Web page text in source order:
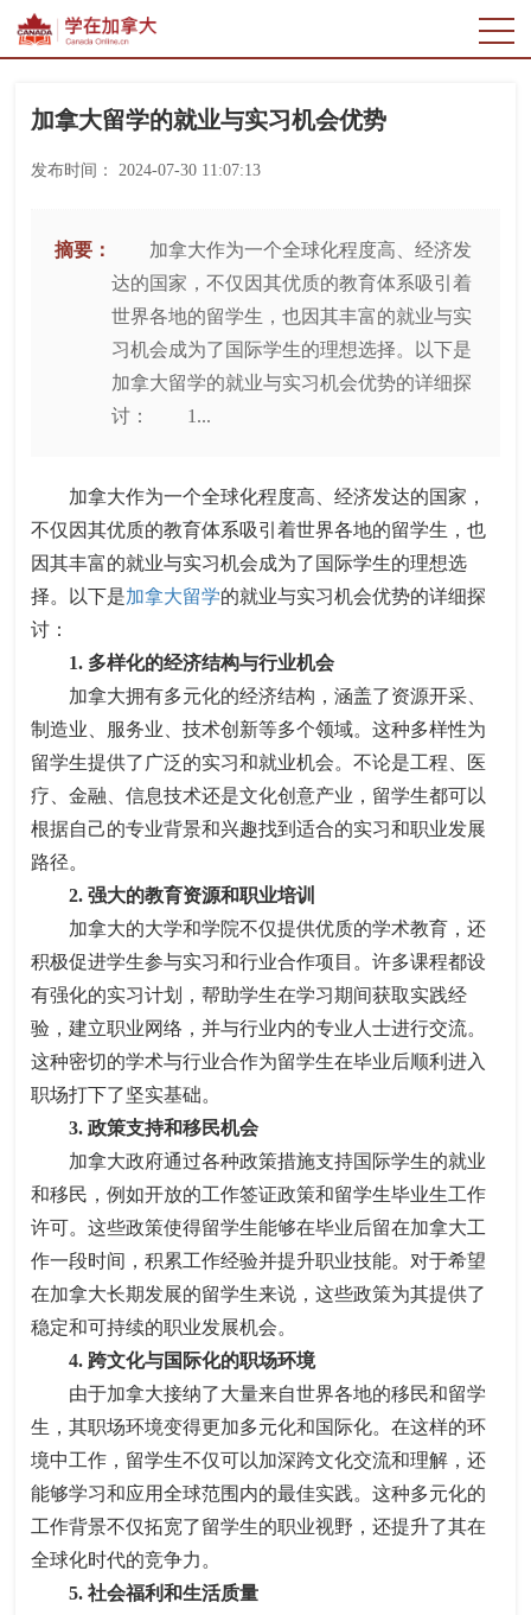
加拿大留学的就业与实习机会优势
发布时间： 2024-07-30 11:07:13
摘要：
加拿大作为一个全球化程度高、经济发
达的国家，不仅因其优质的教育体系吸引着
世界各地的留学生，也因其丰富的就业与实
习机会成为了国际学生的理想选择。以下是
加拿大留学的就业与实习机会优势的详细探
讨： 1...
加拿大作为一个全球化程度高、经济发达的国家，
不仅因其优质的教育体系吸引着世界各地的留学生，也
因其丰富的就业与实习机会成为了国际学生的理想选
择。以下是加拿大留学的就业与实习机会优势的详细探
讨：
1. 多样化的经济结构与行业机会
加拿大拥有多元化的经济结构，涵盖了资源开采、
制造业、服务业、技术创新等多个领域。这种多样性为
留学生提供了广泛的实习和就业机会。不论是工程、医
疗、金融、信息技术还是文化创意产业，留学生都可以
根据自己的专业背景和兴趣找到适合的实习和职业发展
路径。
2. 强大的教育资源和职业培训
加拿大的大学和学院不仅提供优质的学术教育，还
积极促进学生参与实习和行业合作项目。许多课程都设
有强化的实习计划，帮助学生在学习期间获取实践经
验，建立职业网络，并与行业内的专业人士进行交流。
这种密切的学术与行业合作为留学生在毕业后顺利进入
职场打下了坚实基础。
3. 政策支持和移民机会
加拿大政府通过各种政策措施支持国际学生的就业
和移民，例如开放的工作签证政策和留学生毕业生工作
许可。这些政策使得留学生能够在毕业后留在加拿大工
作一段时间，积累工作经验并提升职业技能。对于希望
在加拿大长期发展的留学生来说，这些政策为其提供了
稳定和可持续的职业发展机会。
4. 跨文化与国际化的职场环境
由于加拿大接纳了大量来自世界各地的移民和留学
生，其职场环境变得更加多元化和国际化。在这样的环
境中工作，留学生不仅可以加深跨文化交流和理解，还
能够学习和应用全球范围内的最佳实践。这种多元化的
工作背景不仅拓宽了留学生的职业视野，还提升了其在
全球化时代的竞争力。
5. 社会福利和生活质量